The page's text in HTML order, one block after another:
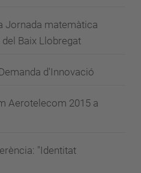
Jornada matemàtica
Baix Llobregat
d'Innovació
Aerotelecom 2015 a
"Identitat